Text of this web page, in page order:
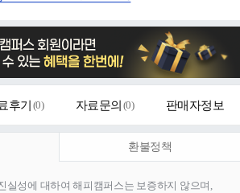
후기 (0) 자료문의 (0) 판매자정보
환불정책
실성에 대하여 해피캠퍼스는 보증하지 않으며,